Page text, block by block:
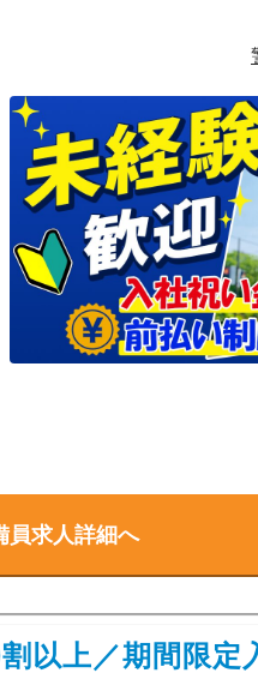
お任せしますので
したメンバーも多
員求人詳細へ
以上／期間限定